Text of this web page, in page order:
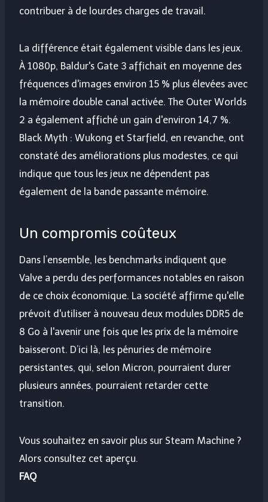
contribuer à de lourdes charges de travail.
La différence était également visible dans les jeux.
À 1080p, Baldur's Gate 3 affichait en moyenne des
fréquences d'images environ 15 % plus élevées avec
la mémoire double canal activée. The Outer Worlds
2 a également affiché un gain d'environ 14,7 %.
Black Myth : Wukong et Starfield, en revanche, ont
constaté des améliorations plus modestes, ce qui
indique que tous les jeux ne dépendent pas
également de la bande passante mémoire.
Un compromis coûteux
Dans l’ensemble, les benchmarks indiquent que
Valve a perdu des performances notables en raison
de ce choix économique. La société affirme qu'elle
prévoit d'utiliser à nouveau deux modules DDR5 de
8 Go à l'avenir une fois que les prix de la mémoire
baisseront. D’ici là, les pénuries de mémoire
persistantes, qui, selon Micron, pourraient durer
plusieurs années, pourraient retarder cette
transition.
Vous souhaitez en savoir plus sur Steam Machine ?
Alors consultez cet aperçu.
FAQ